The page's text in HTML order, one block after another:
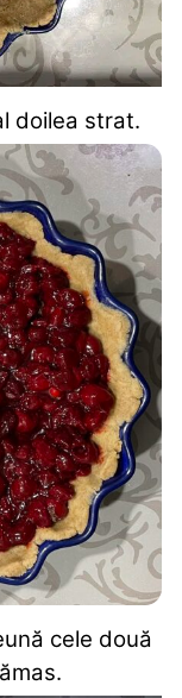
doilea strat.
cele două